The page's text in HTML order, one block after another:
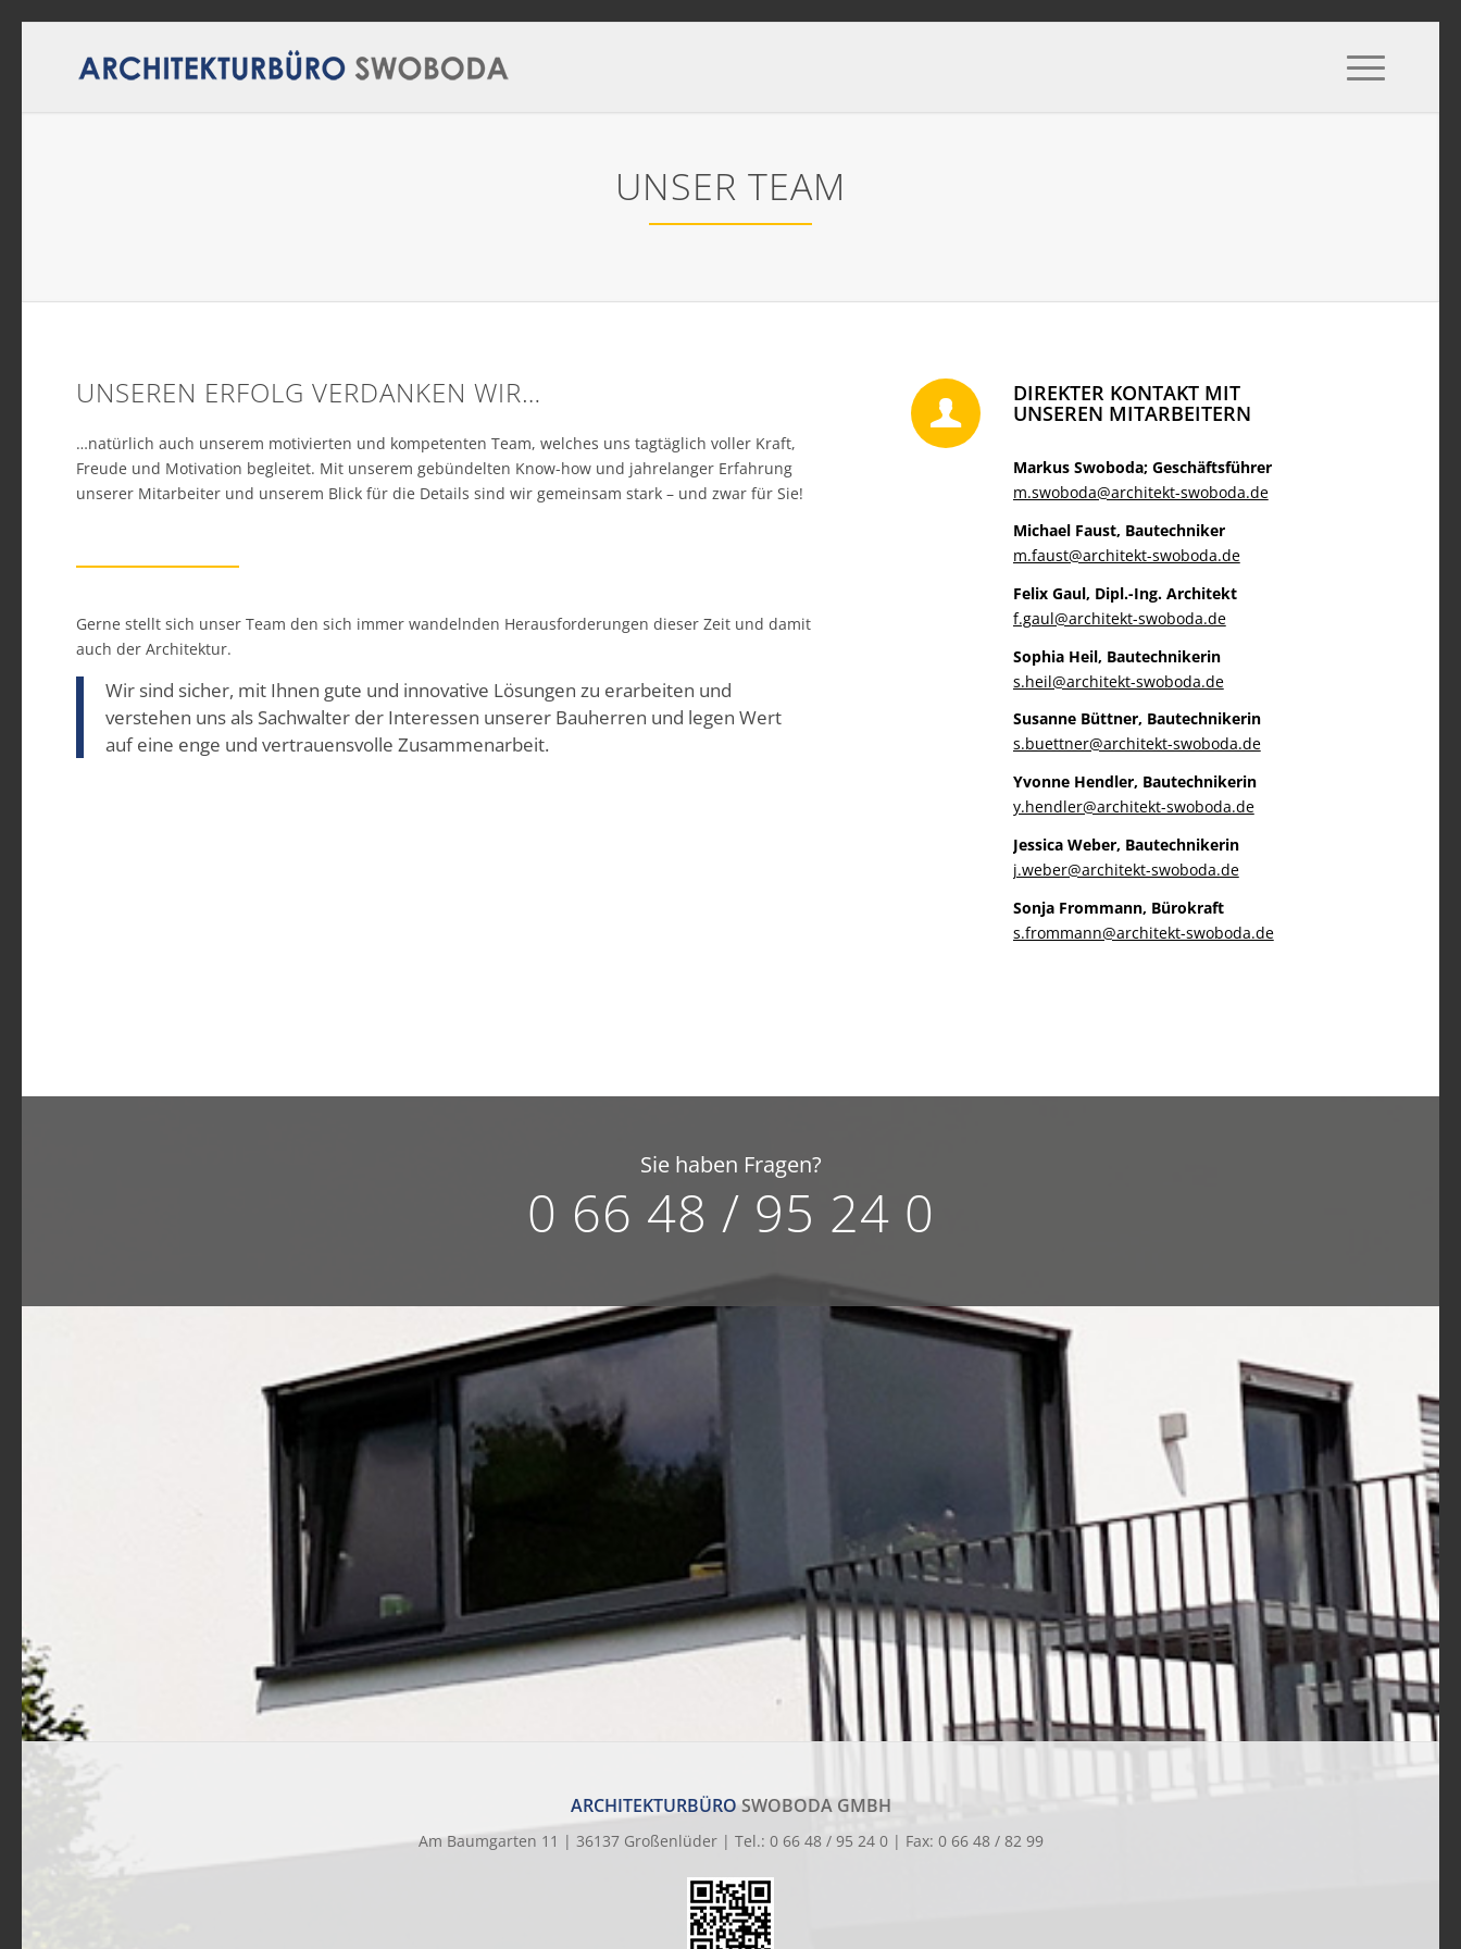
UNSER TEAM
UNSEREN ERFOLG VERDANKEN WIR…
…natürlich auch unserem motivierten und kompetenten Team, welches uns tagtäglich voller Kraft,
Freude und Motivation begleitet. Mit unserem gebündelten Know-how und jahrelanger Erfahrung
unserer Mitarbeiter und unserem Blick für die Details sind wir gemeinsam stark – und zwar für Sie!
Gerne stellt sich unser Team den sich immer wandelnden Herausforderungen dieser Zeit und damit
auch der Architektur.
Wir sind sicher, mit Ihnen gute und innovative Lösungen zu erarbeiten und
verstehen uns als Sachwalter der Interessen unserer Bauherren und legen Wert
auf eine enge und vertrauensvolle Zusammenarbeit.
DIREKTER KONTAKT MIT
UNSEREN MITARBEITERN
Markus Swoboda; Geschäftsführer
m.swoboda@architekt-swoboda.de
Michael Faust, Bautechniker
m.faust@architekt-swoboda.de
Felix Gaul, Dipl.-Ing. Architekt
f.gaul@architekt-swoboda.de
Sophia Heil, Bautechnikerin
s.heil@architekt-swoboda.de
Susanne Büttner, Bautechnikerin
s.buettner@architekt-swoboda.de
Yvonne Hendler, Bautechnikerin
y.hendler@architekt-swoboda.de
Jessica Weber, Bautechnikerin
j.weber@architekt-swoboda.de
Sonja Frommann, Bürokraft
s.frommann@architekt-swoboda.de
Sie haben Fragen?
0 66 48 / 95 24 0
ARCHITEKTURBÜRO SWOBODA GMBH
Am Baumgarten 11 | 36137 Großenlüder | Tel.: 0 66 48 / 95 24 0 | Fax: 0 66 48 / 82 99